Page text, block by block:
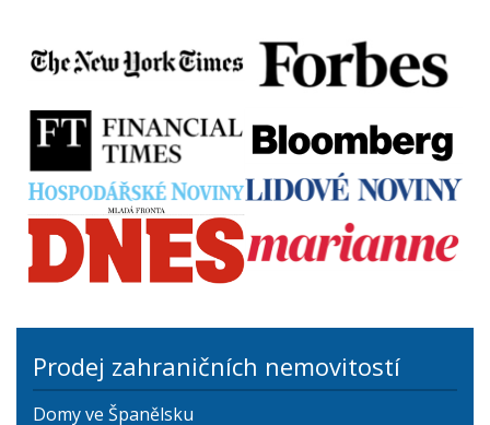
Prodej zahraničních nemovitostí
Domy ve Španělsku